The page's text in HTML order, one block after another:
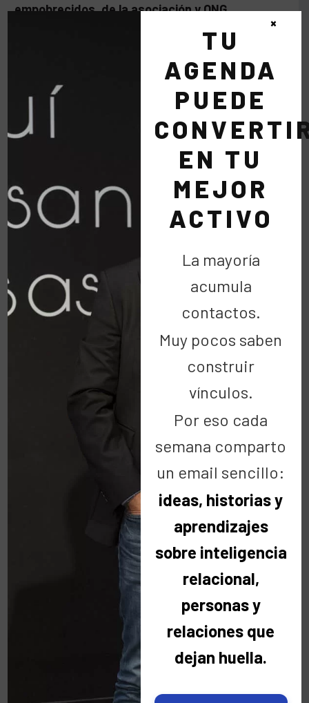
empobrecidos, de la asociación y ONG
la terraza del
y contaremos con el concierto del
ganador del programa La Voz, Andrés Martín.
el 30 de mayo a las 20:30hen tu
restaurante, para disfrutar juntos y luchar por un
Ayudar es Divertido
TU
AGENDA
PUEDE
EN TU
MEJOR
ACTIVO
La mayoría
acumula
contactos.
Muy pocos saben
construir
vínculos.
Por eso cada
semana comparto
un email sencillo:
ideas, historias y
aprendizajes
sobre inteligencia
relacional,
personas y
relaciones que
dejan huella.
×